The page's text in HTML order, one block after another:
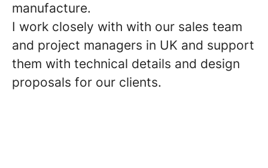
manufacture.
I work closely with with our sales team
and project managers in UK and support
them with technical details and design
proposals for our clients.